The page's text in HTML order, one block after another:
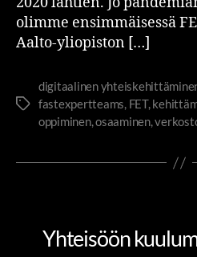
olimme ensimmäisessä
Aalto-yliopiston […]
digitaalinen
fastexpertteams, FET,
oppiminen,osaaminen,
Yhteisöön